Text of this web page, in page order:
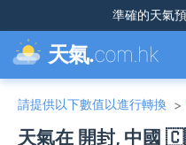
準確的天氣
天氣.com.hk
請提供以下數值以進行轉換 >
天氣在 開封, 中國